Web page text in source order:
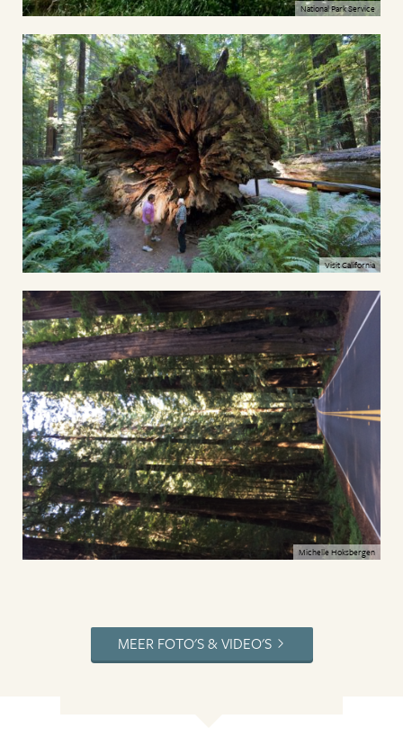
National Park Service
Visit California
Michelle Hoksbergen
MEER FOTO'S & VIDEO'S